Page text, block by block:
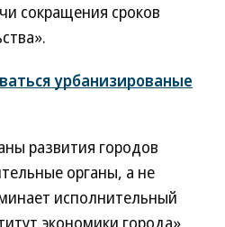
сокращения сроков
урбанизированые
развития городов
органы, а не
исполнительный
экономики города»